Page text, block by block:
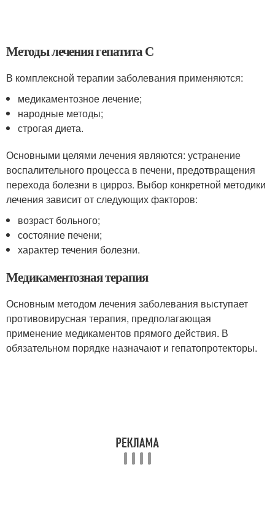
Методы лечения гепатита С
В комплексной терапии заболевания применяются:
медикаментозное лечение;
народные методы;
строгая диета.
Основными целями лечения являются: устранение
воспалительного процесса в печени, предотвращения
перехода болезни в цирроз. Выбор конкретной методики
лечения зависит от следующих факторов:
возраст больного;
состояние печени;
характер течения болезни.
Медикаментозная терапия
Основным методом лечения заболевания выступает
противовирусная терапия, предполагающая
применение медикаментов прямого действия. В
обязательном порядке назначают и гепатопротекторы.